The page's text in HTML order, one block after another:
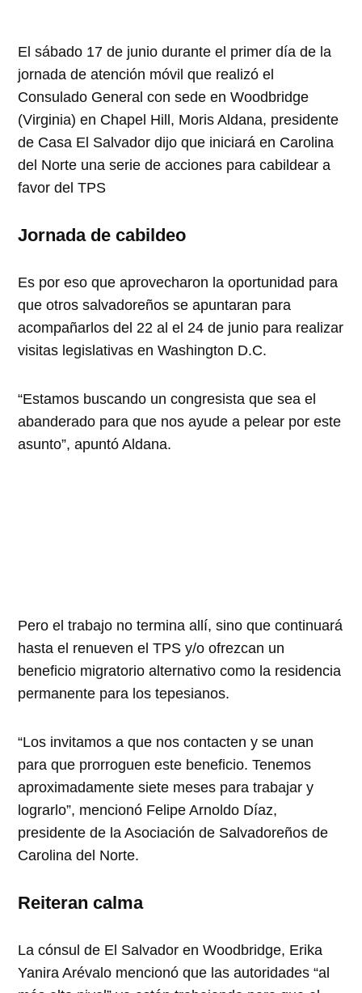
El sábado 17 de junio durante el primer día de la
jornada de atención móvil que realizó el
Consulado General con sede en Woodbridge
(Virginia) en Chapel Hill, Moris Aldana, presidente
de Casa El Salvador dijo que iniciará en Carolina
del Norte una serie de acciones para cabildear a
favor del TPS
Jornada de cabildeo
Es por eso que aprovecharon la oportunidad para
que otros salvadoreños se apuntaran para
acompañarlos del 22 al el 24 de junio para realizar
visitas legislativas en Washington D.C.
“Estamos buscando un congresista que sea el
abanderado para que nos ayude a pelear por este
asunto”, apuntó Aldana.
Pero el trabajo no termina allí, sino que continuará
hasta el renueven el TPS y/o ofrezcan un
beneficio migratorio alternativo como la residencia
permanente para los tepesianos.
“Los invitamos a que nos contacten y se unan
para que prorroguen este beneficio. Tenemos
aproximadamente siete meses para trabajar y
lograrlo”, mencionó Felipe Arnoldo Díaz,
presidente de la Asociación de Salvadoreños de
Carolina del Norte.
Reiteran calma
La cónsul de El Salvador en Woodbridge, Erika
Yanira Arévalo mencionó que las autoridades “al